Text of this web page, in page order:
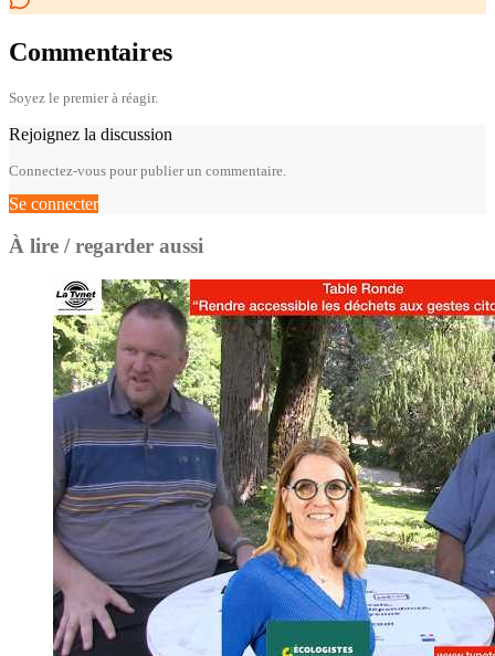
Commentaires
Soyez le premier à réagir.
Rejoignez la discussion
Connectez-vous pour publier un commentaire.
Se connecter
À lire / regarder aussi